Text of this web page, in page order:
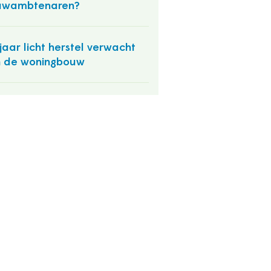
licht herstel verwacht
de woningbouw